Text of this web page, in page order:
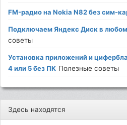
FM-радио на Nokia N82 без сим-
Подключаем Яндекс Диск в
советы
Установка приложений и
4 или 5 без ПК Полезные советы
Здесь находятся